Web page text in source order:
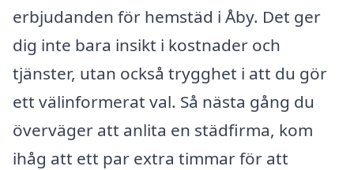
erbjudanden för hemstäd i Åby. Det ger
dig inte bara insikt i kostnader och
tjänster, utan också trygghet i att du gör
ett välinformerat val. Så nästa gång du
överväger att anlita en städfirma, kom
ihåg att ett par extra timmar för att